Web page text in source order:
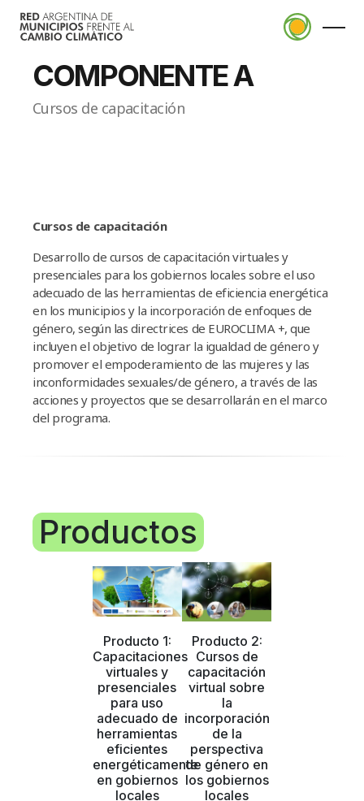
Municipios Adheridos
Adherirme a la red
Pacto Global de Alcaldes por el Clima y
la Energía
Objetivos de Desarrollo Sostenible
Plan Local de Acción Climática
Proyectos Climáticos Locales
Aplicaciones
CenArb
Campañas
Arbolado
Edificios Municipales Energéticamente
Sustentables
Actualidad
Noticias
Eventos
Capacitaciones
Economías Sostenibles
COMPONENTE A
Cursos de capacitación
Cursos de capacitación
Desarrollo de cursos de capacitación virtuales y
presenciales para los gobiernos locales sobre el uso
adecuado de las herramientas de eficiencia energética
en los municipios y la incorporación de enfoques de
género, según las directrices de EUROCLIMA +, que
incluyen el objetivo de lograr la igualdad de género y
promover el empoderamiento de las mujeres y las
inconformidades sexuales/de género, a través de las
acciones y proyectos que se desarrollarán en el marco
del programa.
Productos
Producto 1:
Capacitaciones
virtuales y
presenciales
para uso
adecuado de
herramientas
eficientes
energéticamente
en gobiernos
locales
Producto 2:
Cursos de
capacitación
virtual sobre
la
incorporación
de la
perspectiva
de género en
los gobiernos
locales